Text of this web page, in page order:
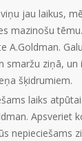
jau laikus,
mazinošu
A.Goldman.
ziņā,
šķidrumiem.
laiks
Apsveriet
nepieciešams